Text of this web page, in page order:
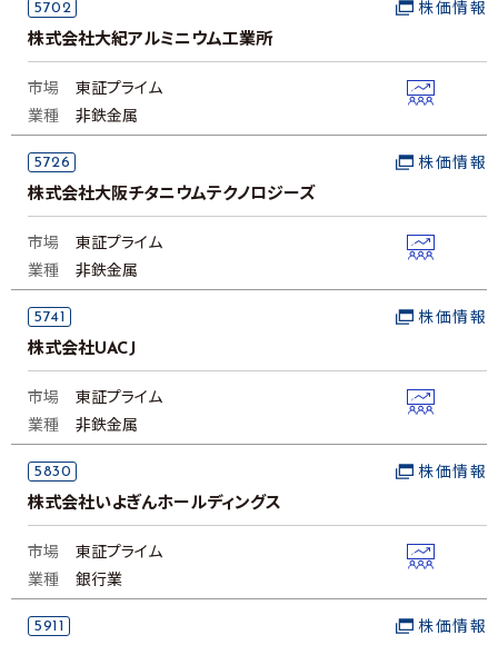
5702
株式会社大紀アルミニウム工業所
株価情報
市場
東証プライム
業種
非鉄金属
5726
株式会社大阪チタニウムテクノロジーズ
株価情報
市場
東証プライム
業種
非鉄金属
5741
株式会社UACJ
株価情報
市場
東証プライム
業種
非鉄金属
5830
株式会社いよぎんホールディングス
株価情報
市場
東証プライム
業種
銀行業
5911 株価情報